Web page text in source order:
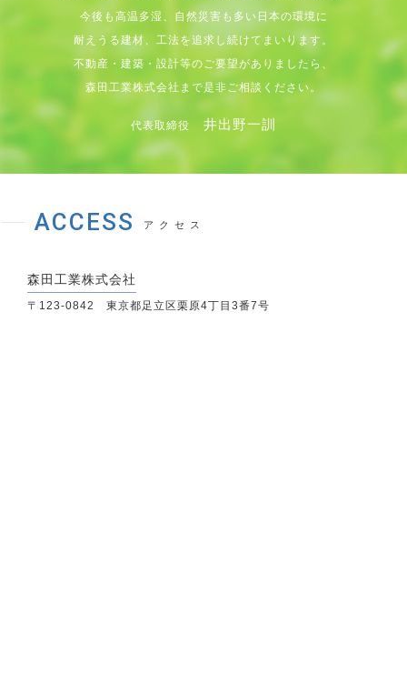
今後も高温多湿、自然災害も多い日本の環境に
耐えうる建材、工法を追求し続けてまいります。
不動産・建築・設計等のご要望がありましたら、
森田工業株式会社まで是非ご相談ください。
代表取締役 井出野一訓
ACCESS アクセス
森田工業株式会社
〒123-0842 東京都足立区栗原4丁目3番7号